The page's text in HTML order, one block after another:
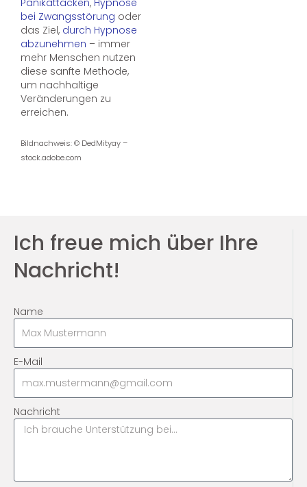
bei Zwangsstörung oder
das Ziel, durch Hypnose
abzunehmen – immer
mehr Menschen nutzen
diese sanfte Methode,
um nachhaltige
Veränderungen zu
erreichen.
Bildnachweis: © DedMityay –
stock.adobe.com
Ich freue mich über Ihre
Nachricht!
Name
E-Mail
Nachricht